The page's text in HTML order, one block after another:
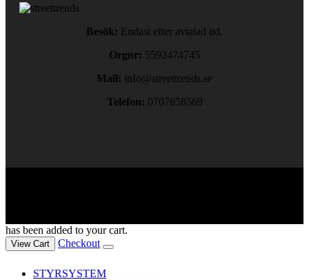
Besök: Endast efter avtalad tid.
Orgnr: 5592474745
Mail: info@streettrends.se
Telefon: 0707658569
has been added to your cart.
View Cart Checkout
STYRSYSTEM